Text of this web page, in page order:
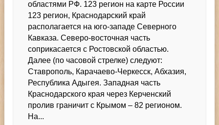
областями РФ. 123 регион на карте России
123 регион, Краснодарский край
располагается на юго-западе Северного
Кавказа. Северо-восточная часть
соприкасается с Ростовской областью.
Далее (по часовой стрелке) следуют:
Ставрополь, Карачаево-Черкесск, Абхазия,
Республика Адыгея. Западная часть
Краснодарского края через Керченский
пролив граничит с Крымом – 82 регионом.
На...